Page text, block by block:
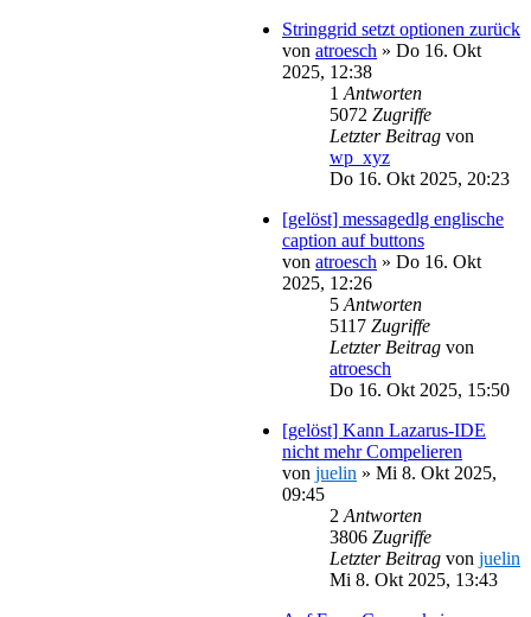
Stringgrid setzt optionen zurück
von atroesch » Do 16. Okt
2025, 12:38
1 Antworten
5072 Zugriffe
Letzter Beitrag von
wp_xyz
Do 16. Okt 2025, 20:23
[gelöst] messagedlg englische
caption auf buttons
von atroesch » Do 16. Okt
2025, 12:26
5 Antworten
5117 Zugriffe
Letzter Beitrag von
atroesch
Do 16. Okt 2025, 15:50
[gelöst] Kann Lazarus-IDE
nicht mehr Compelieren
von juelin » Mi 8. Okt 2025,
09:45
2 Antworten
3806 Zugriffe
Letzter Beitrag von juelin
Mi 8. Okt 2025, 13:43